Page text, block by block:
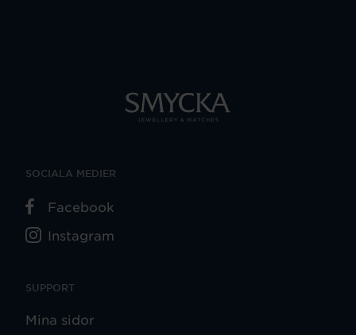
SUPPORT
Mina sidor
SOCIALA MEDIER
Facebook
Instagram